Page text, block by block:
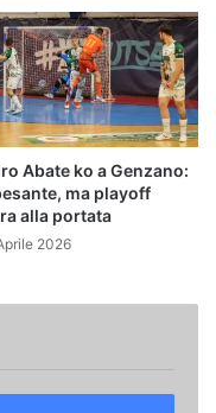
Abate ko a Genzano:
ma playoff
alla portata
2026